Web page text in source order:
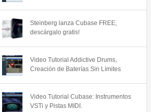
Steinberg lanza Cubase FREE,
descárgalo gratis!
Video Tutorial Addictive Drums,
Creación de Baterías Sin Límites
Video Tutorial Cubase: Instrumentos
VSTi y Pistas MIDI.